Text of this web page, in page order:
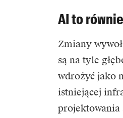
AI to
Zmiany
są na tyle
wdrożyć jako
istniejącej